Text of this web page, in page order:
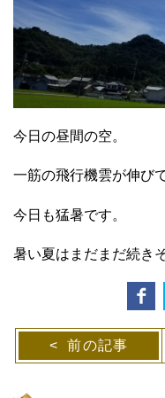
今日の昼間の空。
一筋の飛行機雲が伸び
今日も猛暑です。
暑い夏はまだまだ続き
前の記事